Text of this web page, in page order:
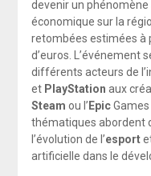
devenir un
économique sur la
retombées estimées à
d’euros. L’événement
différents acteurs de
et PlayStation aux
Steam ou l’ EpicGames
thématiques abordent
l’évolution de l’esport
artificielle dans le